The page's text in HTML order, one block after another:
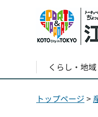
くらし・地域
トップページ >